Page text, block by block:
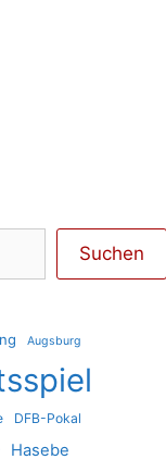
Suchen
Augsburg
DFB-Pokal
Hasebe